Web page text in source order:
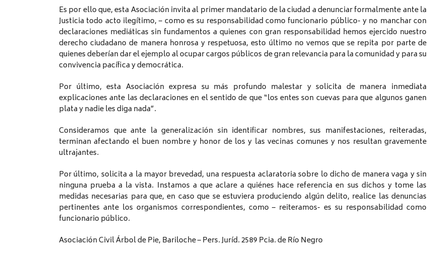
Es por ello que, esta Asociación invita al primer mandatario de la ciudad a denunciar formalmente ante la
Justicia todo acto ilegítimo, – como es su responsabilidad como funcionario público- y no manchar con
declaraciones mediáticas sin fundamentos a quienes con gran responsabilidad hemos ejercido nuestro
derecho ciudadano de manera honrosa y respetuosa, esto último no vemos que se repita por parte de
quienes deberían dar el ejemplo al ocupar cargos públicos de gran relevancia para la comunidad y para su
convivencia pacífica y democrática.
Por último, esta Asociación expresa su más profundo malestar y solicita de manera inmediata
explicaciones ante las declaraciones en el sentido de que “los entes son cuevas para que algunos ganen
plata y nadie les diga nada”.
Consideramos que ante la generalización sin identificar nombres, sus manifestaciones, reiteradas,
terminan afectando el buen nombre y honor de los y las vecinas comunes y nos resultan gravemente
ultrajantes.
Por último, solicita a la mayor brevedad, una respuesta aclaratoria sobre lo dicho de manera vaga y sin
ninguna prueba a la vista. Instamos a que aclare a quiénes hace referencia en sus dichos y tome las
medidas necesarias para que, en caso que se estuviera produciendo algún delito, realice las denuncias
pertinentes ante los organismos correspondientes, como – reiteramos- es su responsabilidad como
funcionario público.
Asociación Civil Árbol de Pie, Bariloche – Pers. Juríd. 2589 Pcia. de Río Negro